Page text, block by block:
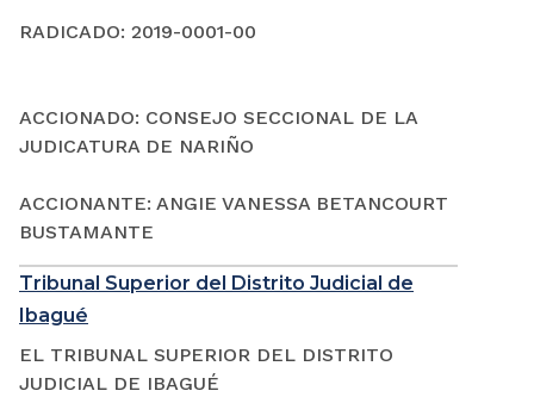
RADICADO: 2019-0001-00
ACCIONADO: CONSEJO SECCIONAL DE LA
JUDICATURA DE NARIÑO
ACCIONANTE: ANGIE VANESSA BETANCOURT
BUSTAMANTE
Tribunal Superior del Distrito Judicial de
Ibagué
EL TRIBUNAL SUPERIOR DEL DISTRITO
JUDICIAL DE IBAGUÉ